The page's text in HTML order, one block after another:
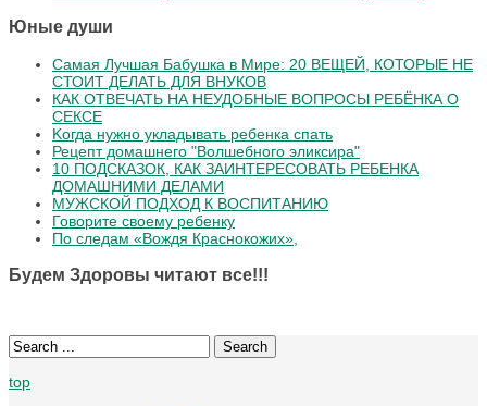
Юные души
Самая Лучшая Бабушка в Мире: 20 ВЕЩЕЙ, КОТОРЫЕ НЕ
СТОИТ ДЕЛАТЬ ДЛЯ ВНУКОВ
КАК ОТВЕЧАТЬ НА НЕУДОБНЫЕ ВОПРОСЫ РЕБЁНКА О
СЕКСЕ
Koгдa нужнo уклaдывaть peбeнкa cпaть
Рецепт домашнего "Волшебного эликсира"
10 ПОДСКАЗОК, КАК ЗАИНТЕРЕСОВАТЬ РЕБЕНКА
ДОМАШНИМИ ДЕЛАМИ
МУЖСКОЙ ПОДХОД К ВОСПИТАНИЮ
Говорите своему ребенку
По следам «Вождя Краснокожих»,
Будем Здоровы читают все!!!
Search
top